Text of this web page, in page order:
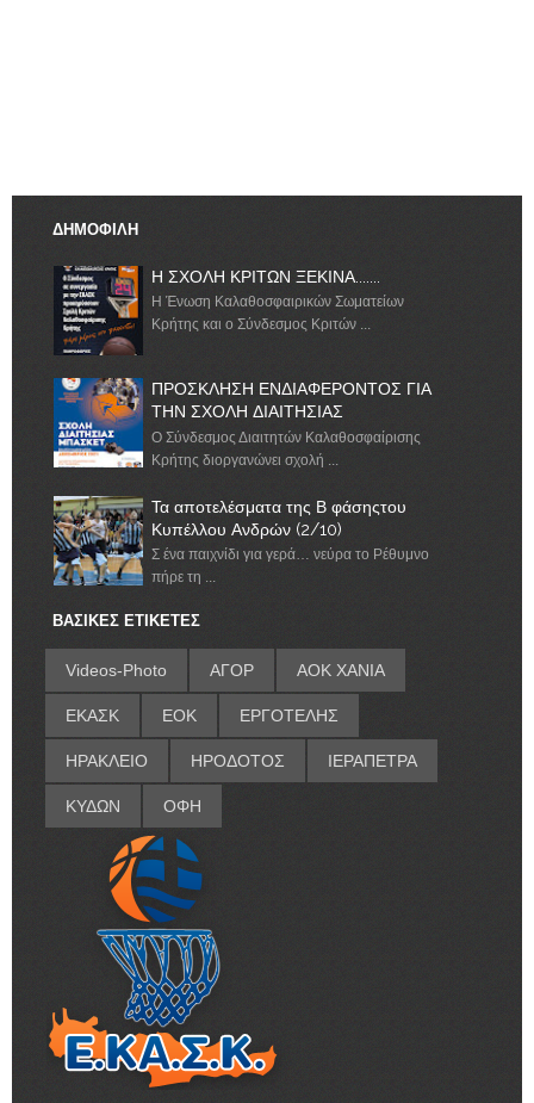
ΔΗΜΟΦΙΛΗ
Η ΣΧΟΛΗ ΚΡΙΤΩΝ ΞΕΚΙΝΑ.......
Η Ένωση Καλαθοσφαιρικών Σωματείων
Κρήτης και ο Σύνδεσμος Κριτών ...
ΠΡΟΣΚΛΗΣΗ ΕΝΔΙΑΦΕΡΟΝΤΟΣ ΓΙΑ
ΤΗΝ ΣΧΟΛΗ ΔΙΑΙΤΗΣΙΑΣ
Ο Σύνδεσμος Διαιτητών Καλαθοσφαίρισης
Κρήτης διοργανώνει σχολή ...
Τα αποτελέσματα της Β φάσηςτου
Κυπέλλου Ανδρών (2/10)
Σ ένα παιχνίδι για γερά… νεύρα το Ρέθυμνο
πήρε τη ...
ΒΑΣΙΚΕΣ ΕΤΙΚΕΤΕΣ
Videos-Photo ΑΓΟΡ ΑΟΚ ΧΑΝΙΑ
ΕΚΑΣΚ ΕΟΚ ΕΡΓΟΤΕΛΗΣ
ΗΡΑΚΛΕΙΟ ΗΡΟΔΟΤΟΣ ΙΕΡΑΠΕΤΡΑ
ΚΥΔΩΝ ΟΦΗ